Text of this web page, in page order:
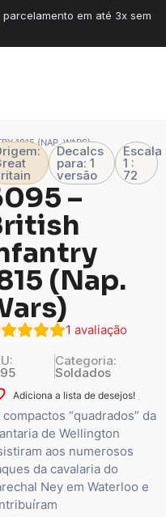
parcelamento em até 3x sem
1815 (NAP. WARS)
Decalcs
para: 1
versão
Escala
1 :
72
–
(Nap.
1 avaliação
Categoria:
Soldados
Adiciona a lista de desejos!
compactos “quadrados” da
de Wellington
aos numerosos
da cavalaria do
Ney em Waterloo e